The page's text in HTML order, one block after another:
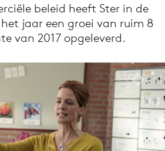
Nieuws appbeleid heeft Ster in de
jaar een groei van ruim 8
van 2017 opgeleverd.